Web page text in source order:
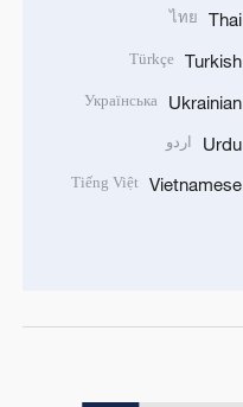
Thai
ไทย
Turkish
Türkçe
Ukrainian
Українська
Urdu اردو
Vietnamese
Tiếng Việt